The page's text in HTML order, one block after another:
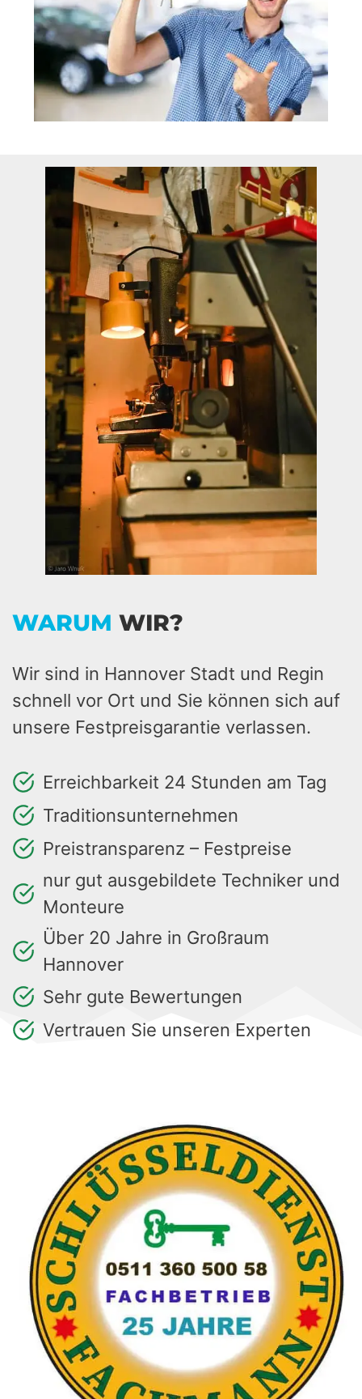
WARUM WIR?
Wir sind in Hannover Stadt und Regin
schnell vor Ort und Sie können sich auf
unsere Festpreisgarantie verlassen.
Erreichbarkeit 24 Stunden am Tag
Traditionsunternehmen
Preistransparenz – Festpreise
nur gut ausgebildete Techniker und
Monteure
Über 20 Jahre in Großraum
Hannover
Sehr gute Bewertungen
Vertrauen Sie unseren Experten